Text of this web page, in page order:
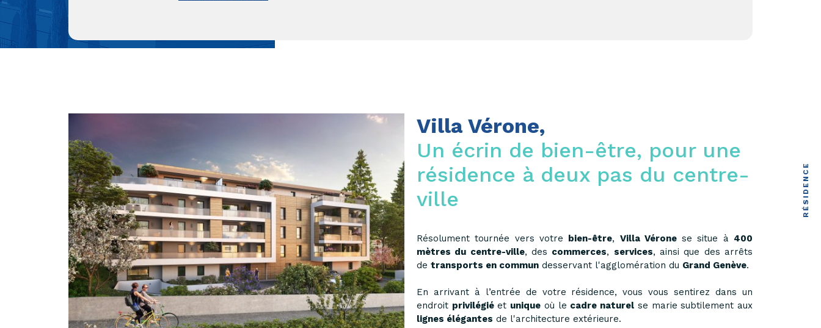
RÉSIDENCE
Villa Vérone,
Un écrin de bien-être, pour une
résidence à deux pas du centre-
ville
Résolument tournée vers votre bien-être, Villa Véronese situe à 400
mètres du centre-ville, des commerces, services, ainsi que des arrêts
de transports en commun desservant l'agglomération du Grand Genève.
En arrivant à l’entrée de votre résidence, vous vous sentirez dans un
endroit privilégiéet unique où le cadre naturel se marie subtilement aux
lignes élégantes de l'architecture extérieure.